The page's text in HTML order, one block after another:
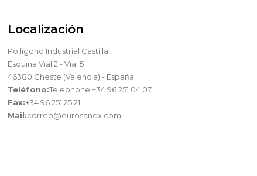
Localización
Pollígono Industrial Castilla
Esquina Vial 2 - Vial 5
46380 Cheste (Valencia) - España
Teléfono:Telephone +34 96 251 04 07.
Fax:+34 96 251 25 21
Mail:correo@eurosanex.com